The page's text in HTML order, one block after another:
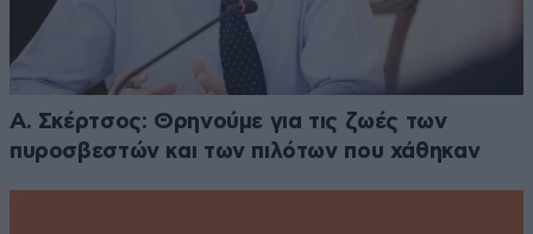
Α. Σκέρτσος: Θρηνούμε για τις ζωές των
πυροσβεστών και των πιλότων που χάθηκαν